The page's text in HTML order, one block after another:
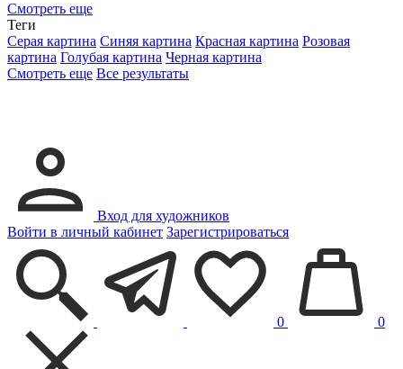
Смотреть еще
Теги
Серая картина Синяя картина Красная картина Розовая
картина Голубая картина Черная картина
Смотреть еще Все результаты
Вход для художников
Войти в личный кабинет Зарегистрироваться
0 0